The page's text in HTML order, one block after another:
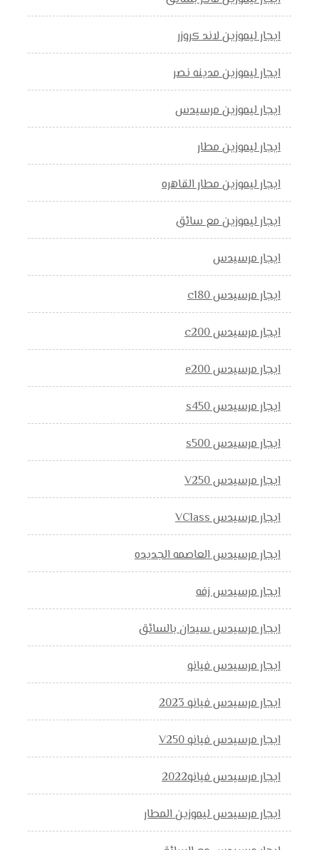
ايجار ليموزين لاند كروزر
ايجار ليموزين مدينه نصر
ايجار ليموزين مرسيدس
ايجار ليموزين مطار
ايجار ليموزين مطار القاهره
ايجار ليموزين مع سائق
ايجار مرسيدس
ايجار مرسيدس c180
ايجار مرسيدس c200
ايجار مرسيدس e200
ايجار مرسيدس s450
ايجار مرسيدس s500
ايجار مرسيدس V250
ايجار مرسيدس VClass
ايجار مرسيدس العاصمه الجديده
ايجار مرسيدس زفه
ايجار مرسيدس سيدان بالسائق
ايجار مرسيدس فيانو
ايجار مرسيدس فيانو 2023
ايجار مرسيدس فيانو V250
ايجار مرسيدس فيانو2022
ايجار مرسيدس ليموزين المطار